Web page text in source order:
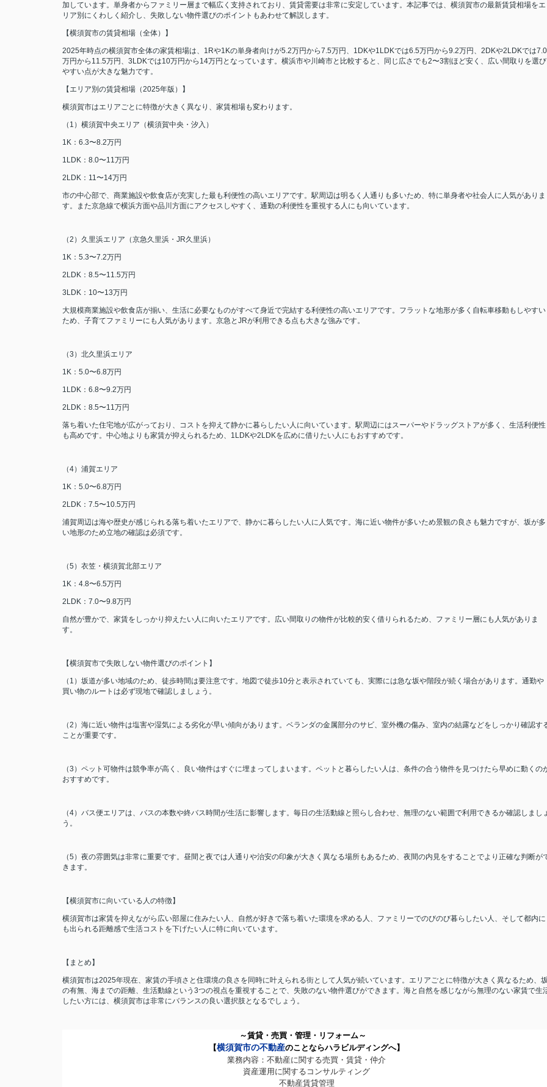
加しています。単身者からファミリー層まで幅広く支持されており、賃貸需要は非常に安定しています。本記事では、横須賀市の最新賃貸相場をエ
リア別にくわしく紹介し、失敗しない物件選びのポイントもあわせて解説します。
【横須賀市の賃貸相場（全体）】
2025年時点の横須賀市全体の家賃相場は、1Rや1Kの単身者向けが5.2万円から7.5万円、1DKや1LDKでは6.5万円から9.2万円、2DKや2LDKでは7.0
万円から11.5万円、3LDKでは10万円から14万円となっています。横浜市や川崎市と比較すると、同じ広さでも2〜3割ほど安く、広い間取りを選び
やすい点が大きな魅力です。
【エリア別の賃貸相場（2025年版）】
横須賀市はエリアごとに特徴が大きく異なり、家賃相場も変わります。
（1）横須賀中央エリア（横須賀中央・汐入）
1K：6.3〜8.2万円
1LDK：8.0〜11万円
2LDK：11〜14万円
市の中心部で、商業施設や飲食店が充実した最も利便性の高いエリアです。駅周辺は明るく人通りも多いため、特に単身者や社会人に人気がありま
す。また京急線で横浜方面や品川方面にアクセスしやすく、通勤の利便性を重視する人にも向いています。
（2）久里浜エリア（京急久里浜・JR久里浜）
1K：5.3〜7.2万円
2LDK：8.5〜11.5万円
3LDK：10〜13万円
大規模商業施設や飲食店が揃い、生活に必要なものがすべて身近で完結する利便性の高いエリアです。フラットな地形が多く自転車移動もしやすい
ため、子育てファミリーにも人気があります。京急とJRが利用できる点も大きな強みです。
（3）北久里浜エリア
1K：5.0〜6.8万円
1LDK：6.8〜9.2万円
2LDK：8.5〜11万円
落ち着いた住宅地が広がっており、コストを抑えて静かに暮らしたい人に向いています。駅周辺にはスーパーやドラッグストアが多く、生活利便性
も高めです。中心地よりも家賃が抑えられるため、1LDKや2LDKを広めに借りたい人にもおすすめです。
（4）浦賀エリア
1K：5.0〜6.8万円
2LDK：7.5〜10.5万円
浦賀周辺は海や歴史が感じられる落ち着いたエリアで、静かに暮らしたい人に人気です。海に近い物件が多いため景観の良さも魅力ですが、坂が多
い地形のため立地の確認は必須です。
（5）衣笠・横須賀北部エリア
1K：4.8〜6.5万円
2LDK：7.0〜9.8万円
自然が豊かで、家賃をしっかり抑えたい人に向いたエリアです。広い間取りの物件が比較的安く借りられるため、ファミリー層にも人気がありま
す。
【横須賀市で失敗しない物件選びのポイント】
（1）坂道が多い地域のため、徒歩時間は要注意です。地図で徒歩10分と表示されていても、実際には急な坂や階段が続く場合があります。通勤や
買い物のルートは必ず現地で確認しましょう。
（2）海に近い物件は塩害や湿気による劣化が早い傾向があります。ベランダの金属部分のサビ、室外機の傷み、室内の結露などをしっかり確認す
ことが重要です。
（3）ペット可物件は競争率が高く、良い物件はすぐに埋まってしまいます。ペットと暮らしたい人は、条件の合う物件を見つけたら早めに動くの
おすすめです。
（4）バス便エリアは、バスの本数や終バス時間が生活に影響します。毎日の生活動線と照らし合わせ、無理のない範囲で利用できるか確認しまし
う。
（5）夜の雰囲気は非常に重要です。昼間と夜では人通りや治安の印象が大きく異なる場所もあるため、夜間の内見をすることでより正確な判断が
きます。
【横須賀市に向いている人の特徴】
横須賀市は家賃を抑えながら広い部屋に住みたい人、自然が好きで落ち着いた環境を求める人、ファミリーでのびのび暮らしたい人、そして都内に
も出られる距離感で生活コストを下げたい人に特に向いています。
【まとめ】
横須賀市は2025年現在、家賃の手頃さと住環境の良さを同時に叶えられる街として人気が続いています。エリアごとに特徴が大きく異なるため、
の有無、海までの距離、生活動線という3つの視点を重視することで、失敗のない物件選びができます。海と自然を感じながら無理のない家賃で生
したい方には、横須賀市は非常にバランスの良い選択肢となるでしょう。
～賃貸・売買・管理・リフォーム～
【横須賀市の不動産のことならハラビルディングへ】
業務内容：不動産に関する売買・賃貸・仲介
資産運用に関するコンサルティング
不動産賃貸管理